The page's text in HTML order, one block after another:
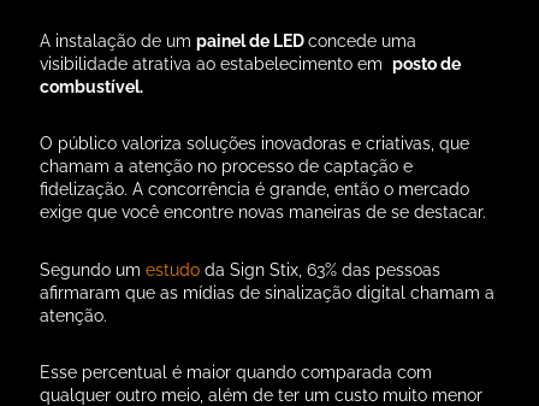
A instalação de umpainel de LEDconcede uma
visibilidade atrativa ao estabelecimento emposto de
combustível.
O público valoriza soluções inovadoras e criativas, que
chamam a atenção no processo de captação e
fidelização. A concorrência é grande, então o mercado
exige que você encontre novas maneiras de se destacar.
Segundo umestudo da Sign Stix, 63% das pessoas
afirmaram que as mídias de sinalização digital chamam a
atenção.
Esse percentual é maior quando comparada com
qualquer outro meio, além de ter um custo muito menor